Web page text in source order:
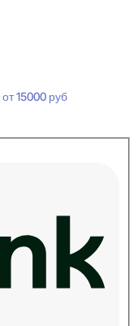
15000 руб